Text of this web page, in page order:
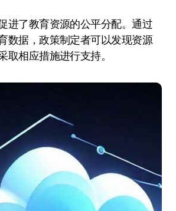
进了教育资源的公平分配。通过
数据，政策制定者可以发现资源
取相应措施进行支持。